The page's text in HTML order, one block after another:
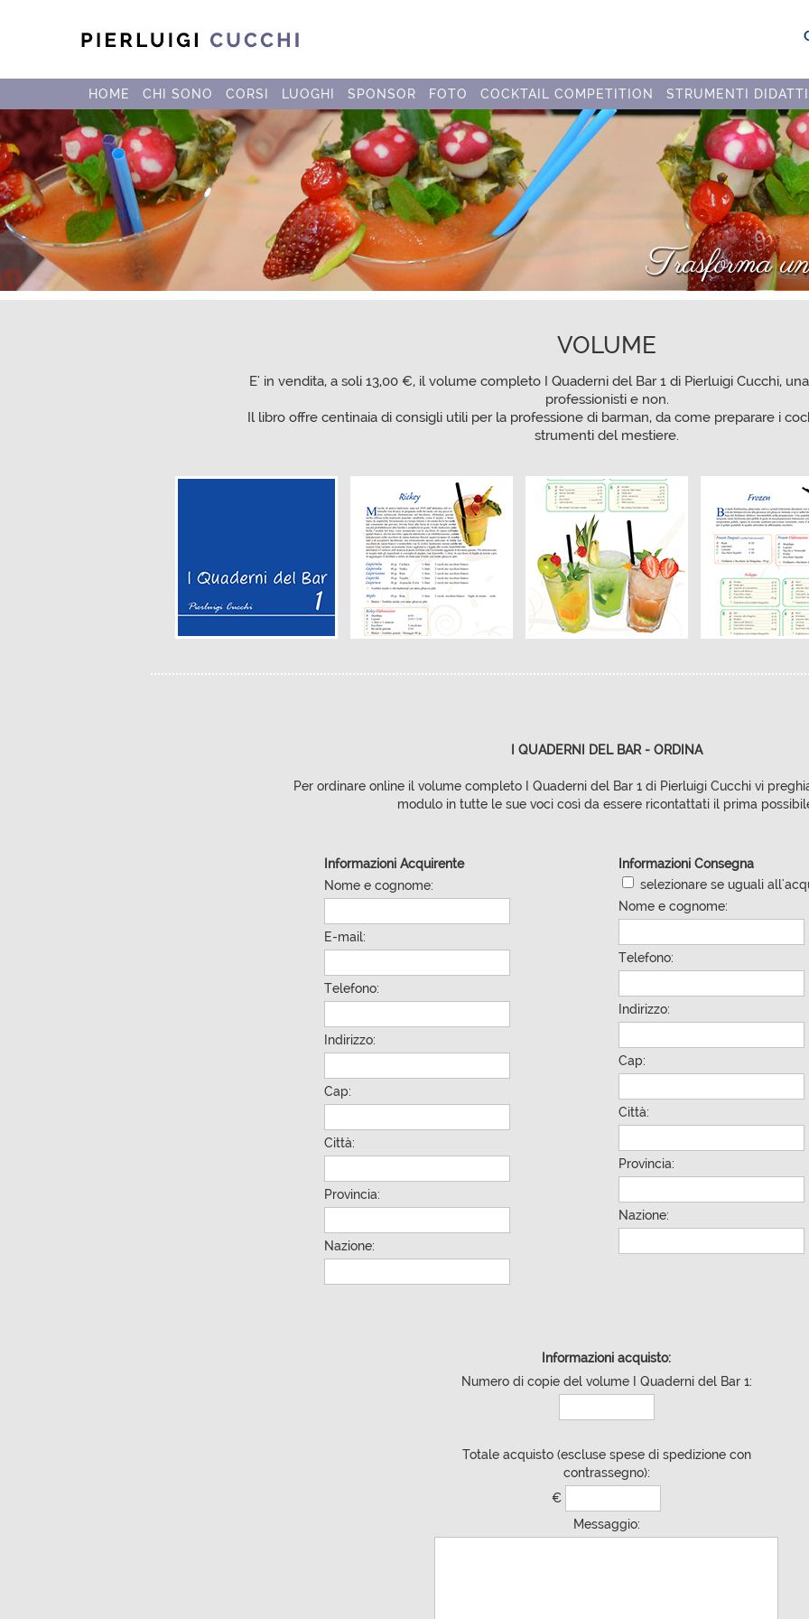
HOME CHI SONO CORSI LUOGHI SPONSOR FOTO COCKTAIL COMPETITION STRUMENTI
VOLUME
E' in vendita, a soli 13,00 €, il volume completo I Quaderni del Bar 1 di Pierluigi Cucchi,
professionisti e non.
Il libro offre centinaia di consigli utili per la professione di barman, da come preparare i
strumenti del mestiere.
I QUADERNI DEL BAR - ORDINA
Per ordinare online il volume completo I Quaderni del Bar 1 di Pierluigi Cucchi vi
modulo in tutte le sue voci così da essere ricontattati il prima
Informazioni Acquirente
Nome e cognome:
E-mail:
Telefono:
Indirizzo:
Cap:
Città:
Provincia:
Nazione:
Informazioni Consegna
selezionare se uguali
Nome e cognome:
Telefono:
Indirizzo:
Cap:
Città:
Provincia:
Nazione:
Informazioni acquisto:
Numero di copie del volume I Quaderni del Bar 1:
Totale acquisto (escluse spese di spedizione con
contrassegno):
€
Messaggio: